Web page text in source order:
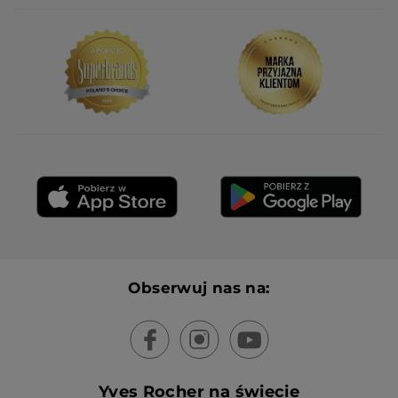
Obserwuj nas na:
Yves Rocher na świecie